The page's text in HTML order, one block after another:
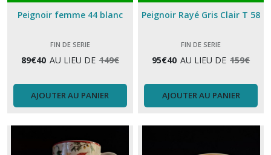
Peignoir femme 44 blanc
FIN DE SERIE
89€40 AU LIEU DE 149€
AJOUTER AU PANIER
Peignoir Rayé Gris Clair T 58
FIN DE SERIE
95€40 AU LIEU DE 159€
AJOUTER AU PANIER